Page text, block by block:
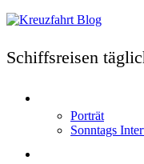
Schiffsreisen
Porträt
Sonntags